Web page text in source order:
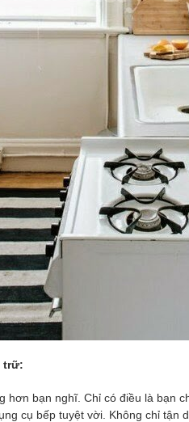
trữ:
hơn bạn nghĩ. Chỉ có điều là bạn
cụ bếp tuyệt vời. Không chỉ tận